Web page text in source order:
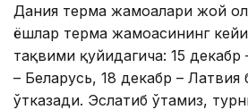
Дания терма жамоалари жой
ёшлар терма жамоасининг
тақвими қуйидагича: 15 декабр
– Беларусь, 18 декабр – Латвия
ўтказади. Эслатиб ўтамиз,